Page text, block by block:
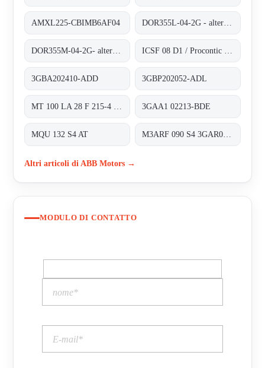
AMXL225-CBIMB6AF04
3GBA202410-ADD 3GBP202052-ADL
3GAA1 02213-BDE
MQU 132 S4 AT
Altri articoli di ABB Motors →
MODULO DI CONTATTO